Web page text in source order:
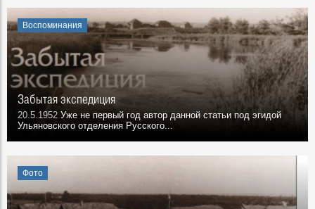
Воспоминания
Забытая экспедиция
20.5.1952 Уже не первый год автор данной статьи под эгидой
Ульяновского отделения Русского...
Фото